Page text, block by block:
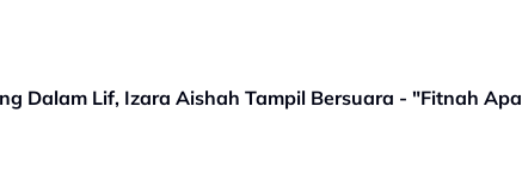
Dalam Lif, Izara Aishah Tampil Bersuara - "Fitnah Apa